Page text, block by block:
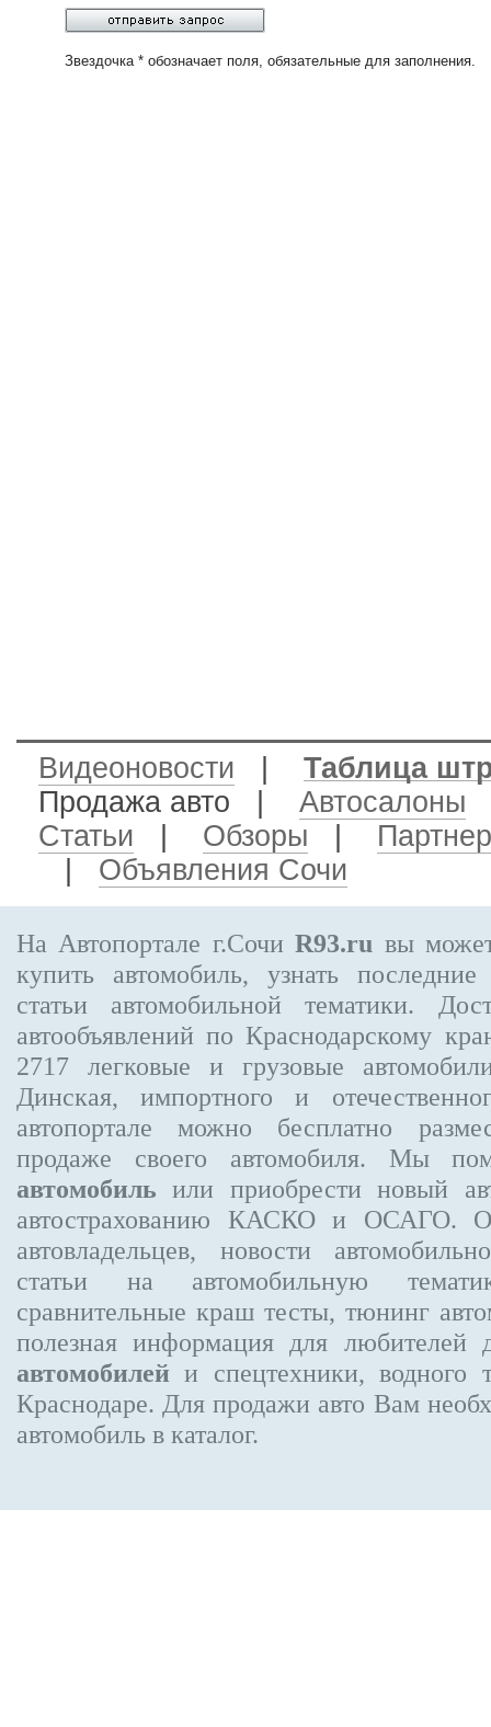
Звездочка * обозначает поля, обязательные для заполнения.
Видеоновости
Таблица
Продажа авто
Автосалоны
Статьи
Обзоры
Объявления Сочи
На Автопортале г.СочиR93.ru вы
купить автомобиль, узнать
статьи автомобильной тематики.
автообъявлений по Краснодарскому
2717 легковые и грузовые
Динская, импортного и
автопортале можно бесплатно
продаже своего автомобиля. Мы
автомобиль или приобрести новый
автострахованию КАСКО и ОСАГО.
автовладельцев, новости
статьи на автомобильную
сравнительные краш тесты, тюнинг
полезная информация для любителей
автомобилей и спецтехники, водного
Краснодаре. Для продажи авто Вам
автомобиль в каталог.